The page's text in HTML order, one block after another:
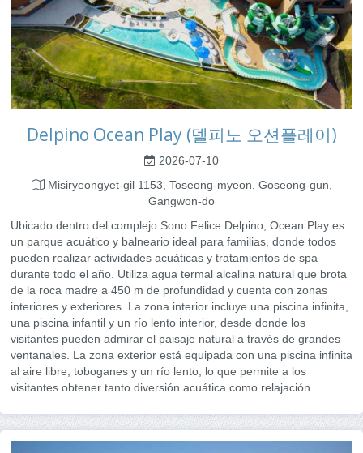
Delpino Ocean Play (델피노 오션플레이)
2026-07-10
Misiryeongyet-gil 1153, Toseong-myeon, Goseong-gun,
Gangwon-do
Ubicado dentro del complejo Sono Felice Delpino, Ocean Play es
un parque acuático y balneario ideal para familias, donde todos
pueden realizar actividades acuáticas y tratamientos de spa
durante todo el año. Utiliza agua termal alcalina natural que brota
de la roca madre a 450 m de profundidad y cuenta con zonas
interiores y exteriores. La zona interior incluye una piscina infinita,
una piscina infantil y un río lento interior, desde donde los
visitantes pueden admirar el paisaje natural a través de grandes
ventanales. La zona exterior está equipada con una piscina infinita
al aire libre, toboganes y un río lento, lo que permite a los
visitantes obtener tanto diversión acuática como relajación.